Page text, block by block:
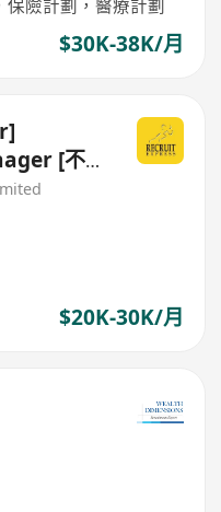
險計劃，醫療計劃
$30K-38K/月
[不
$20K-30K/月